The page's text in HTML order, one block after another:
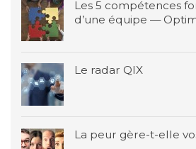
Les 5 compétences
d’une équipe —
Le radar QIX
La peur gère-t-elle